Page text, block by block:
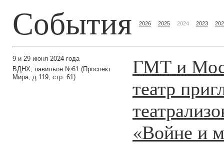
События 2026 2025 2024 2023
9 и 29 июня 2024 года
ВДНХ, павильон №61 (Проспект
Мира, д.119, стр. 61)
ГМТ и
театр
«Войне и